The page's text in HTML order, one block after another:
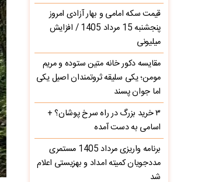
قیمت سکه امامی و بهار آزادی امروز
پنجشنبه 15 مرداد 1405 / افزایش
میلیونی
مقایسه دکور خانه متین ستوده و مریم
مومن؛ یکی سلیقه ثروتمندان اصیل یکی
اما جوان پسند
۳ خرید بزرگ در راه سرخ‌ پوشان؟ +
اسامی به دست آمده
برنامه واریزی مرداد 1405 مستمری
مددجویان کمیته امداد و بهزیستی اعلام
شد